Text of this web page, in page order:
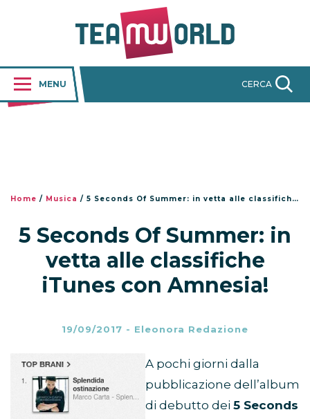
MENU CERCA
Home / Musica / 5 Seconds Of Summer: in vetta alle classifiche iTunes con Amnesia!
5 Seconds Of Summer: in
vetta alle classifiche
iTunes con Amnesia!
19/09/2017 - Eleonora Redazione
A pochi giorni dalla
pubblicazione dell’album
di debutto dei 5 Seconds